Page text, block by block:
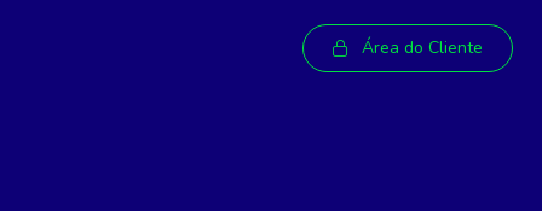
Área do Cliente